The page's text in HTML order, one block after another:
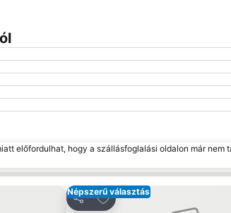
előfordulhat, hogy a szállásfoglalási oldalon már nem
Népszerű választás
Megosztás
Hozzáadás a